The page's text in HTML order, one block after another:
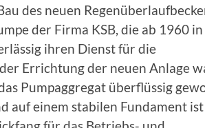
des neuen
der Firma KSB, die ab 1960
ihren Dienst für die
Errichtung der neuen Anlage
Pumpaggregat überflüssig
auf einem stabilen Fundament ist